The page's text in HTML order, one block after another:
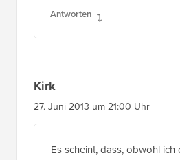
Antworten
Kirk
27. Juni 2013 um 21:00 Uhr
Es scheint, dass, obwohl